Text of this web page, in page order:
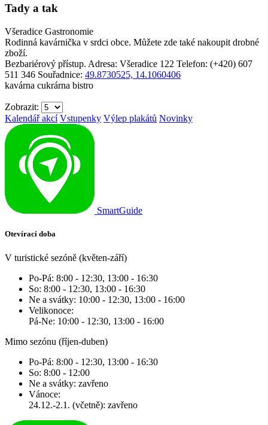
Tady a tak
Všeradice Gastronomie
Rodinná kavárnička v srdci obce. Můžete zde také nakoupit drobné
zboží.
Bezbariérový přístup. Adresa: Všeradice 122 Telefon: (+420) 607
511 346 Souřadnice: 49.8730525, 14.1060406
kavárna cukrárna bistro
Zobrazit:
Kalendář akcí Vstupenky Výlep plakátů Novinky
SmartGuide
Otevírací doba
V turistické sezóně (květen-září)
Po-Pá: 8:00 - 12:30, 13:00 - 16:30
So: 8:00 - 12:30, 13:00 - 16:30
Ne a svátky: 10:00 - 12:30, 13:00 - 16:00
Velikonoce:
Pá-Ne: 10:00 - 12:30, 13:00 - 16:00
Mimo sezónu (říjen-duben)
Po-Pá: 8:00 - 12:30, 13:00 - 16:30
So: 8:00 - 12:00
Ne a svátky: zavřeno
Vánoce:
24.12.-2.1. (včetně): zavřeno